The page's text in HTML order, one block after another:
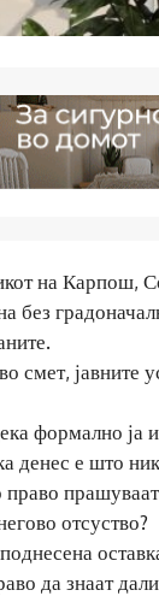
на Карпош,
без
смет, јавните
формално ја
денес е што
отсуство?
да знаат